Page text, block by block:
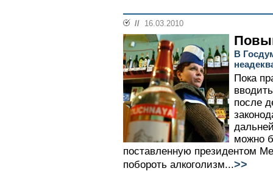
// 16.03.2010
В
Пока
после
можно
поставленную президентом
побороть алкоголизм...>>